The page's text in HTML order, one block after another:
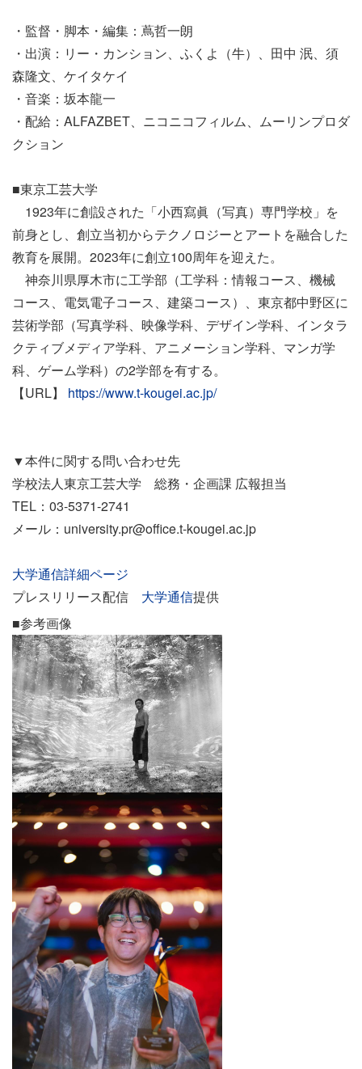
・監督・脚本・編集：蔦哲一朗
・出演：リー・カンション、ふくよ（牛）、田中 泯、須
森隆文、ケイタケイ
・音楽：坂本龍一
・配給：ALFAZBET、ニコニコフィルム、ムーリンプロダ
クション
■東京工芸大学
1923年に創設された「小西寫眞（写真）専門学校」を
前身とし、創立当初からテクノロジーとアートを融合した
教育を展開。2023年に創立100周年を迎えた。
神奈川県厚木市に工学部（工学科：情報コース、機械
コース、電気電子コース、建築コース）、東京都中野区に
芸術学部（写真学科、映像学科、デザイン学科、インタラ
クティブメディア学科、アニメーション学科、マンガ学
科、ゲーム学科）の2学部を有する。
【URL】 https://www.t-kougei.ac.jp/
▼本件に関する問い合わせ先
学校法人東京工芸大学 総務・企画課 広報担当
TEL：03-5371-2741
メール：university.pr@office.t-kougei.ac.jp
大学通信詳細ページ
プレスリリース配信 大学通信提供
■参考画像